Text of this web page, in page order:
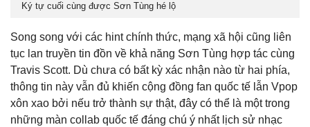
Ký tự cuối cùng được Sơn Tùng hé lộ
Song song với các hint chính thức, mạng xã hội cũng liên
tục lan truyền tin đồn về khả năng Sơn Tùng hợp tác cùng
Travis Scott. Dù chưa có bất kỳ xác nhận nào từ hai phía,
thông tin này vẫn đủ khiến cộng đồng fan quốc tế lẫn Vpop
xôn xao bởi nếu trở thành sự thật, đây có thể là một trong
những màn collab quốc tế đáng chú ý nhất lịch sử nhạc